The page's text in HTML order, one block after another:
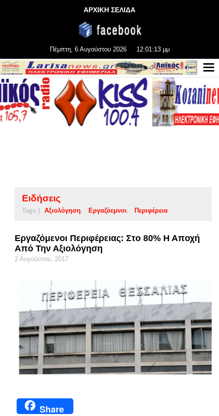
ΑΡΧΙΚΗ ΣΕΛΙΔΑ
Πέμπτη, 6 Αυγούστου 2026 12:01:13 μμ
Ειδήσεις
Tags | Αξιολόγηση Εργαζόεμνοι Περιφέρεια
Εργαζόμενοι Περιφέρειας: Στο 80% Η Αποχή
Από Την Αξιολόγηση
2 Αυγούστου, 2017
Share